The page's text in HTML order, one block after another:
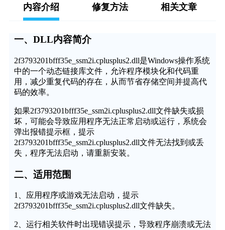
内容介绍 修复方法 相关文章
一、DLL内容简介
2f3793201bfff35e_ssm2i.cplusplus2.dll是Windows操作系统
中的一个动态链接库文件，允许程序模块化和代码重
用，减少重复代码的存在，从而节省存储空间并提高代
码的效率。
如果2f3793201bfff35e_ssm2i.cplusplus2.dll文件缺失或损
坏，可能会导致应用程序无法正常启动或运行，系统会
弹出报错提示框，提示
2f3793201bfff35e_ssm2i.cplusplus2.dll文件无法找到或丢
失，程序无法启动，请重新安装。
二、适用范围
1、应用程序或游戏无法启动，提示
2f3793201bfff35e_ssm2i.cplusplus2.dll文件缺失。
2、运行相关软件时出现错误提示，导致程序崩溃或无法